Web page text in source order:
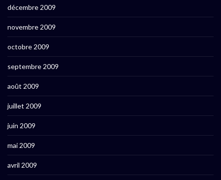
décembre 2009
novembre 2009
octobre 2009
septembre 2009
août 2009
juillet 2009
juin 2009
mai 2009
avril 2009